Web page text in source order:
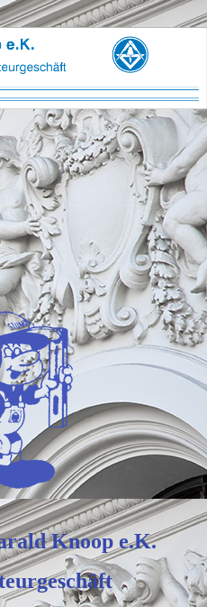
Knoop e.K.